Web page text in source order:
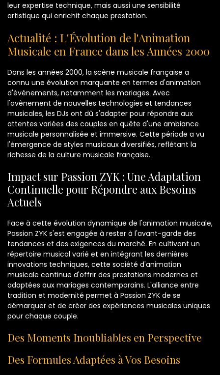
leur expertise technique, mais aussi une sensibilité
artistique qui enrichit chaque prestation.
Actualité : L'Évolution de l'Animation
Musicale en France dans les Années 2000
Dans les années 2000, la scène musicale française a
connu une évolution marquante en termes d'animation
d'événements, notamment les mariages. Avec
l'avènement de nouvelles technologies et tendances
musicales, les DJs ont dû s'adapter pour répondre aux
attentes variées des couples en quête d'une ambiance
musicale personnalisée et immersive. Cette période a vu
l'émergence de styles musicaux diversifiés, reflétant la
richesse de la culture musicale française.
Impact sur Passion ZYK : Une Adaptation
Continuelle pour Répondre aux Besoins
Actuels
Face à cette évolution dynamique de l'animation musicale,
Passion ZYK s'est engagée à rester à l'avant-garde des
tendances et des exigences du marché. En cultivant un
répertoire musical varié et en intégrant les dernières
innovations techniques, cette société d'animation
musicale continue d'offrir des prestations modernes et
adaptées aux mariages contemporains. L'alliance entre
tradition et modernité permet à Passion ZYK de se
démarquer et de créer des expériences musicales uniques
pour chaque couple.
Des Moments Inoubliables en Perspective
Des Formules Adaptées à Vos Besoins